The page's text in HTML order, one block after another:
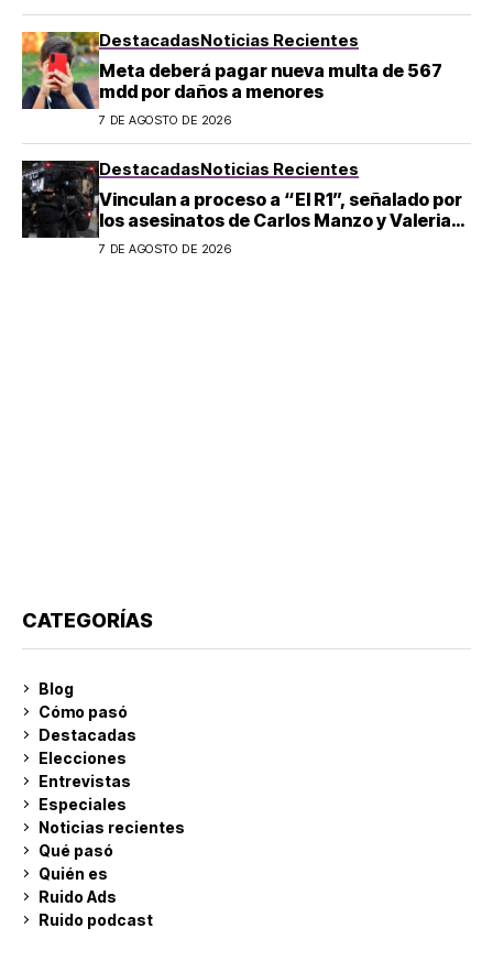
DestacadasNoticias Recientes
Meta deberá pagar nueva multa de 567
mdd por daños a menores
7 DE AGOSTO DE 2026
DestacadasNoticias Recientes
Vinculan a proceso a “El R1”, señalado por
los asesinatos de Carlos Manzo y Valeria
Márquez
7 DE AGOSTO DE 2026
CATEGORÍAS
Blog
Cómo pasó
Destacadas
Elecciones
Entrevistas
Especiales
Noticias recientes
Qué pasó
Quién es
Ruido Ads
Ruido podcast